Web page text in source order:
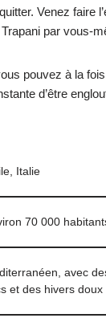
Venez faire
par vous-
pouvez à la
d’être
Italie
70 000
avec
et des hivers doux